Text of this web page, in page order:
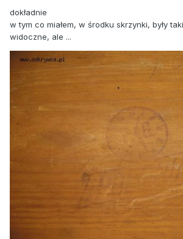
dokładnie
w tym co miałem, w środku skrzynki, były
widoczne, ale ...